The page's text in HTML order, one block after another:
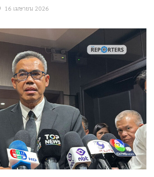
16 เมษายน 2026